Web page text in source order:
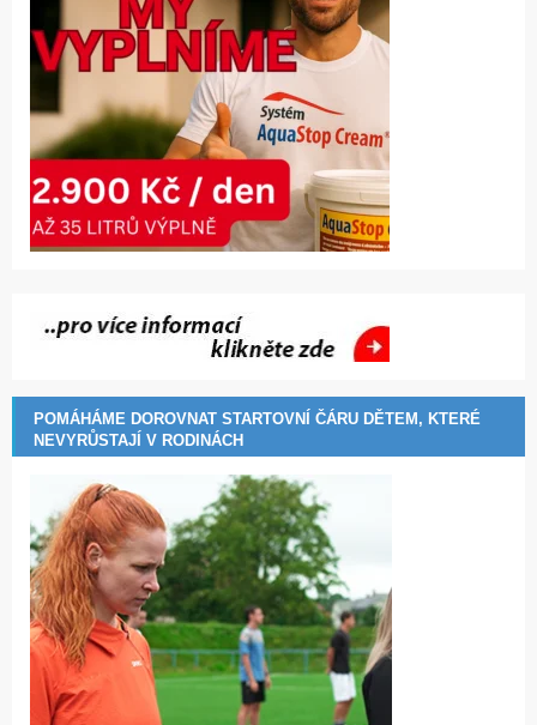
POMÁHÁME DOROVNAT STARTOVNÍ ČÁRU DĚTEM, KTERÉ
NEVYRŮSTAJÍ V RODINÁCH